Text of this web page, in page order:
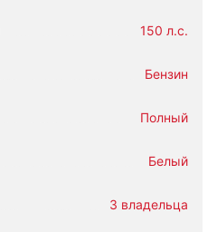
150 л.с.
Бензин
Полный
Белый
3 владельца